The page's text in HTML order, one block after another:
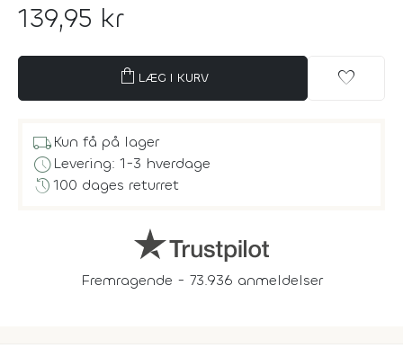
139,95 kr
shopping_bag LÆG I KURV favorite
local_shippingKun få på lager
scheduleLevering: 1-3 hverdage
history100 dages returret
Fremragende - 73.936 anmeldelser